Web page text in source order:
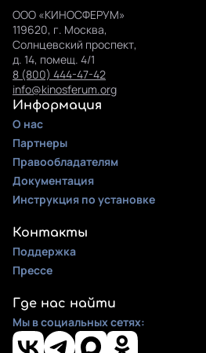
ООО «КИНОСФЕРУМ»
119620, г. Москва,
Солнцевский проспект,
д. 14, помещ. 4/1
8 (800) 444-47-42
info@kinosferum.org
Информация
О нас
Партнеры
Правообладателям
Документация
Инструкция по установке
Контакты
Поддержка
Прессе
Где нас найти
Мы в социальных сетях: